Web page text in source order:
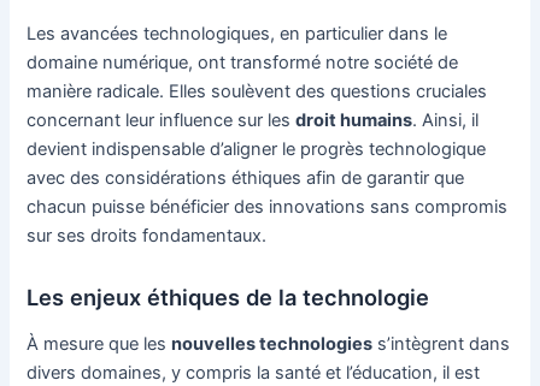
Les avancées technologiques, en particulier dans le
domaine numérique, ont transformé notre société de
manière radicale. Elles soulèvent des questions cruciales
concernant leur influence sur lesdroit humains. Ainsi, il
devient indispensable d’aligner le progrès technologique
avec des considérations éthiques afin de garantir que
chacun puisse bénéficier des innovations sans compromis
sur ses droits fondamentaux.
Les enjeux éthiques de la technologie
À mesure que lesnouvelles technologies s’intègrent dans
divers domaines, y compris la santé et l’éducation, il est